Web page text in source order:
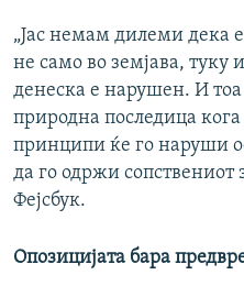
„Јас немам дилеми дека
не само во земјава, туку
денеска е нарушен. И
природна последица
принципи ќе го наруши
да го одржи
Фејсбук.
Опозицијата бара